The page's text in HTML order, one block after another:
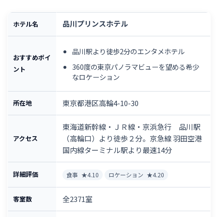
ホテル名 品川プリンスホテル
おすすめポイ
ント
品川駅より徒歩2分のエンタメホテル
360度の東京パノラマビューを望める希少
なロケーション
所在地 東京都港区高輪4-10-30
アクセス
東海道新幹線・ＪＲ線・京浜急行 品川駅
（高輪口）より徒歩２分。京急線 羽田空港
国内線ターミナル駅より最速14分
詳細評価 食事 ★4.10 ロケーション ★4.20
客室数 全2371室